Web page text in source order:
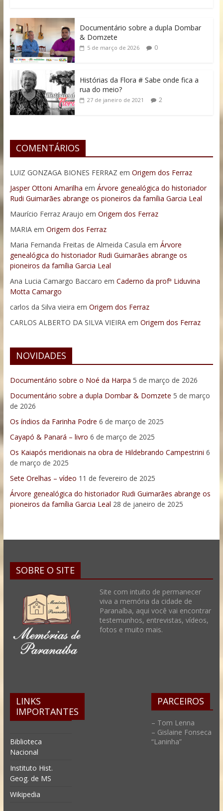
Documentário sobre a dupla Dombar
& Domzete
5 de março de 2026 0
Histórias da Flora # Sabe onde fica a
rua do meio?
27 de janeiro de 2021 2
COMENTÁRIOS
LUIZ GONZAGA BIONES FERRAZ em Origem dos Ferraz
Jasper Ottoni Amarilha em Árvore genealógica do historiador
Rudi Guimarães abrange os pioneiros da família Garcia Leal
Maurício Ferraz Araujo em Origem dos Ferraz
MARIAem Origem dos Ferraz
Maria Fernanda Freitas de Almeida Casula em Árvore
genealógica do historiador Rudi Guimarães abrange os
pioneiros da família Garcia Leal
Ana Lucia Camargo Baccaro em Caderno da profª Liduvina
Motta Camargo
carlos da Silva vieira em Origem dos Ferraz
CARLOS ALBERTO DA SILVA VIEIRAem Origem dos Ferraz
NOVIDADES
Documentário sobre o Noé da Harpa 5 de março de 2026
Documentário sobre a dupla Dombar & Domzete 5 de março
de 2026
Os índios da Farinha Podre 6 de março de 2025
Cayapó & Panará – livro 6 de março de 2025
Os Kaiapós meridionais na obra de Hildebrando Campestrini 6
de março de 2025
Sete Orelhas – vídeo 11 de fevereiro de 2025
Árvore genealógica do historiador Rudi Guimarães abrange os
pioneiros da família Garcia Leal 28 de janeiro de 2025
SOBRE O SITE
Site com intuito de permanecer
viva a memória da cidade de
Paranaíba, aqui você vai encontrar
testemunhos, entrevistas, vídeos,
fotos e muito mais.
LINKS
IMPORTANTES
Biblioteca
Nacional
Instituto Hist.
Geog. de MS
Wikipedia
PARCEIROS
– Tom Lenna
– Gislaine Fonseca
“Laninha”